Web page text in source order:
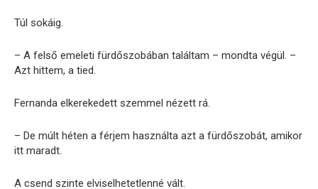
Túl sokáig.
– A felső emeleti fürdőszobában találtam – mondta végül. –
Azt hittem, a tied.
Fernanda elkerekedett szemmel nézett rá.
– De múlt héten a férjem használta azt a fürdőszobát, amikor
itt maradt.
A csend szinte elviselhetetlenné vált.